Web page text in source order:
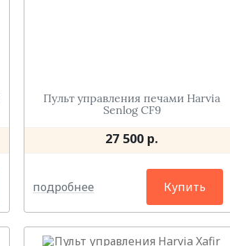
Пульт управления печами Нarvia
Senlog CF9
27 500 р.
подробнее Купить